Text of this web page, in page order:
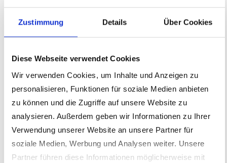
Zustimmung Details Über Cookies
Diese Webseite verwendet Cookies
Wir verwenden Cookies, um Inhalte und Anzeigen zu
personalisieren, Funktionen für soziale Medien anbieten
zu können und die Zugriffe auf unsere Website zu
analysieren. Außerdem geben wir Informationen zu Ihrer
Verwendung unserer Website an unsere Partner für
soziale Medien, Werbung und Analysen weiter. Unsere
Partner führen diese Informationen möglicherweise mit
erreicht wird), in Deutschland zu beseitigen. Die
Telekom Deutschland GmbH erhielt den Zuschlag als
Anschlüsse werden clusterweise erschlossen, wovon
im Gemeindegebiet Schmidgaden 19 Adressen im
Außenbereich betroffen sind. Der Ausbau in
Schmidgaden erfolgte in den Clustern 5 und 7. Im Juni
2023 teilte die Deutsche Telekom Technik GmbH mit,
dass der Ausbau in Cluster 7 abgeschlossen ist und die
Buchbarkeit aller Adressen gegeben ist. Alle
Eigentümer und Eigentümerinnen, für die der sog.